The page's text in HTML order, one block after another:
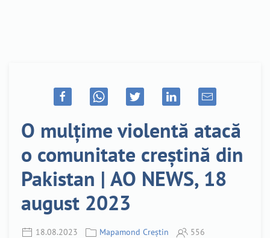
O mulțime violentă atacă
o comunitate creștină din
Pakistan | AO NEWS, 18
august 2023
18.08.2023 Mapamond Creștin 556